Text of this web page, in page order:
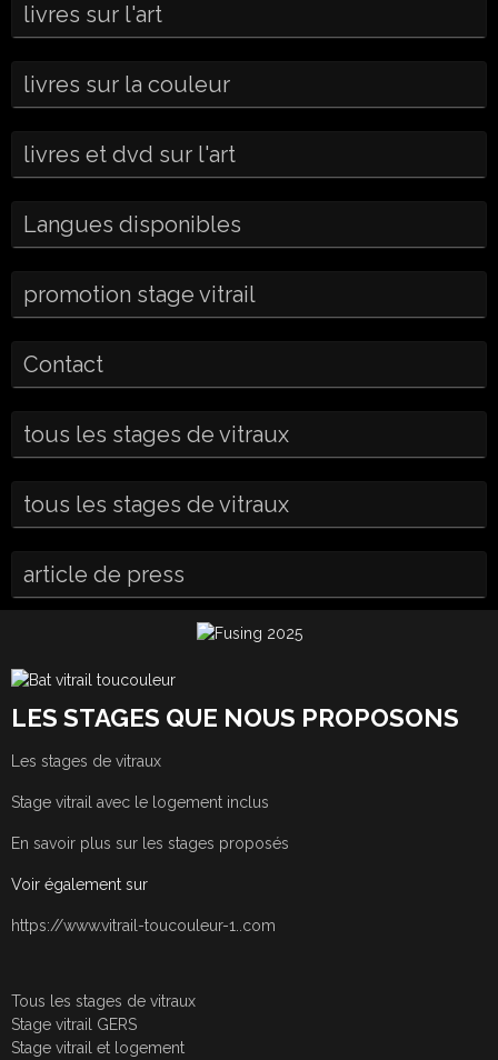
livres sur l'art
livres sur la couleur
livres et dvd sur l'art
Langues disponibles
promotion stage vitrail
Contact
tous les stages de vitraux
tous les stages de vitraux
article de press
LES STAGES QUE NOUS PROPOSONS
Les stages de vitraux
Stage vitrail avec le logement inclus
En savoir plus sur les stages proposés
Voir également sur
https://www.vitrail-toucouleur-1..com
Tous les stages de vitraux
Stage vitrail GERS
Stage vitrail et logement